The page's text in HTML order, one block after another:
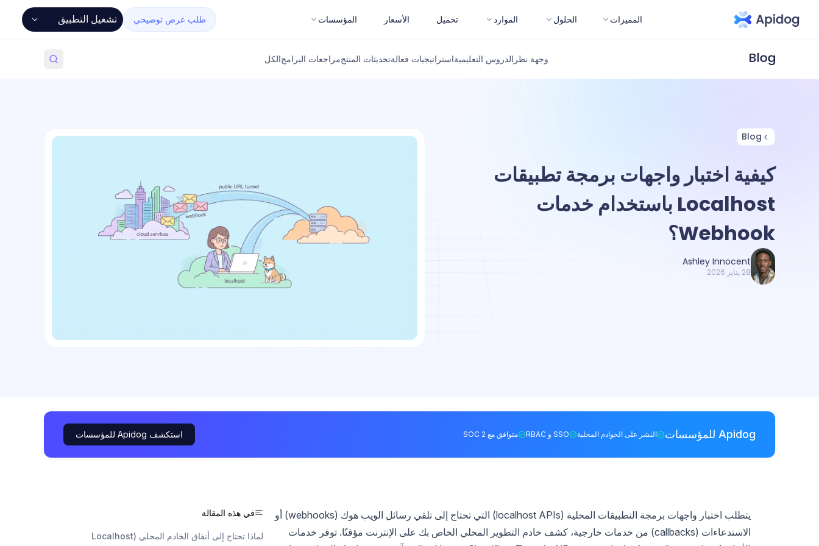
المميزات الحلول الموارد تحميل الأسعار المؤسسات طلب عرض توضيحي تشغيل التطبيق
وجهة نظر الدروس التعليميةاستراتيجيات فعالةتحديثات المنتجمراجعات البرامجالكل
Blog
كيفية اختبار واجهات برمجة تطبيقات
Localhost باستخدام خدمات
Webhook؟
Ashley Innocent
28 يناير 2026
Apidog للمؤسسات النشر على الخوادم المحلية SSO و RBAC متوافق مع SOC 2 استكشف Apidog للمؤسسات
يتطلب اختبار واجهات برمجة التطبيقات المحلية (localhost APIs) التي تحتاج إلى تلقي رسائل الويب هوك (webhooks) أو
الاستدعاءات (callbacks) من خدمات خارجية، كشف خادم التطوير المحلي الخاص بك على الإنترنت مؤقتًا. توفر خدمات
في هذه المقالة
لماذا تحتاج إلى أنفاق الخادم المحلي (Localhost